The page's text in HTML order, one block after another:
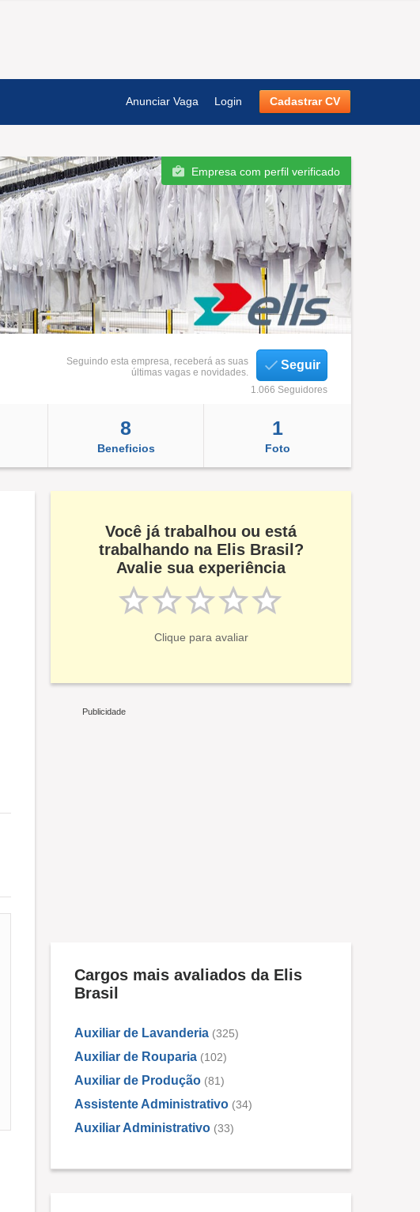
Anunciar Vaga Login Cadastrar CV
Empresa com perfil verificado
Seguindo esta empresa, receberá as suas
últimas vagas e novidades.
Seguir
1.066 Seguidores
8
Beneficios
1
Foto
Você já trabalhou ou está
trabalhando na Elis Brasil?
Avalie sua experiência
Clique para avaliar
Cargos mais avaliados da Elis
Brasil
Auxiliar de Lavanderia (325)
Auxiliar de Rouparia (102)
Auxiliar de Produção (81)
Assistente Administrativo (34)
Auxiliar Administrativo (33)